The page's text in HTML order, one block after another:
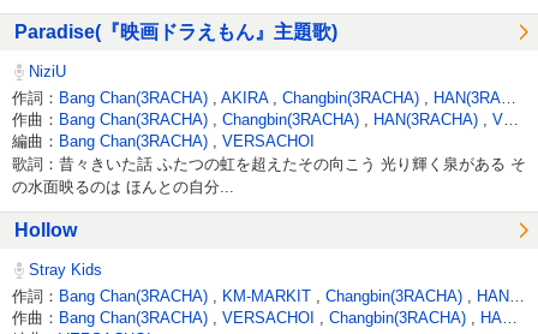
Paradise(『映画ドラえもん』主題歌)
NiziU
作詞： Bang Chan(3RACHA) AKIRA Changbin(3RACHA)
HAN(3RACHA)
作曲： Bang Chan(3RACHA) Changbin(3RACHA) HAN(3RACHA)
VERSACHOI
編曲： Bang Chan(3RACHA) VERSACHOI
歌詞：昔々きいた話 ふたつの虹を超えたその向こう 光り輝く泉がある そ
の水面映るのは ほんとの自分...
Hollow
Stray Kids
作詞： Bang Chan(3RACHA) KM-MARKIT Changbin(3RACHA)
HAN(3RACHA)
作曲： Bang Chan(3RACHA) VERSACHOI Changbin(3RACHA)
HAN(3RACHA)